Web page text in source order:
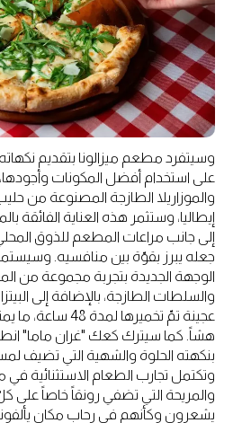
وسيتفرد مطعم ميزالونا بتقديم
على استخدام أفضل المكونات
والموزاريلا الطازجة المصنوعة من
إيطاليا، وستثمر هذه العناية الفائقة
إلى جانب مراعات المطعم للذوق
جعله يبرز بقوّة بين منافسيه.
الوجهة الجديدة بتجربة مجموعة من
والسلطات الطازجة، بالإضافة إلى
عجينة تمّ تخميرها
هشاً. كما سيترك كعك "غران ماما"
بنكهته الحلوة والشهية التي تضيف
وتكتمل تجارب الطعام الاستثنائية في
والمريحة التي تضفي رونقاً خاصاً على
يشعرون وكأنهم في رحاب مكانٍ